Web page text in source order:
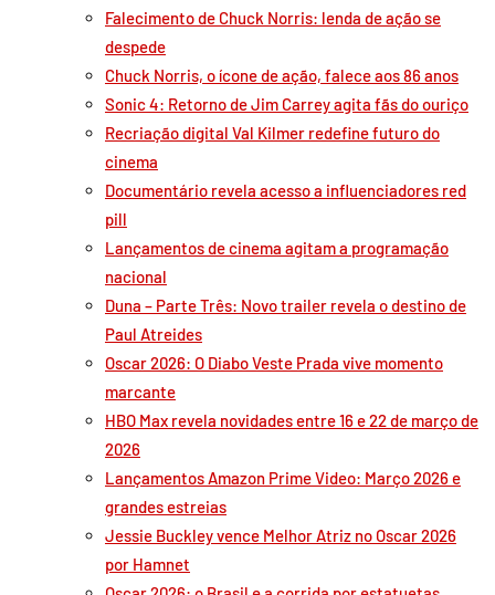
Falecimento de Chuck Norris: lenda de ação se
despede
Chuck Norris, o ícone de ação, falece aos 86 anos
Sonic 4: Retorno de Jim Carrey agita fãs do ouriço
Recriação digital Val Kilmer redefine futuro do
cinema
Documentário revela acesso a influenciadores red
pill
Lançamentos de cinema agitam a programação
nacional
Duna – Parte Três: Novo trailer revela o destino de
Paul Atreides
Oscar 2026: O Diabo Veste Prada vive momento
marcante
HBO Max revela novidades entre 16 e 22 de março de
2026
Lançamentos Amazon Prime Video: Março 2026 e
grandes estreias
Jessie Buckley vence Melhor Atriz no Oscar 2026
por Hamnet